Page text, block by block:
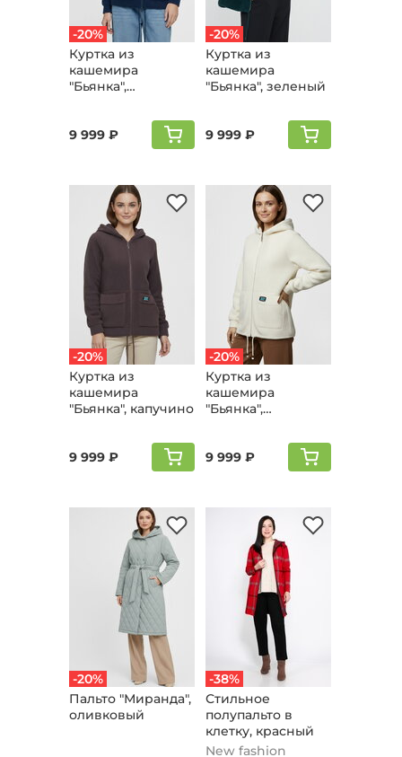
-20%
Куртка из
кашемира
"Бьянка",
9 999 ₽
-20%
Куртка из
кашемира
"Бьянка", зеленый
9 999 ₽
-20%
Куртка из
кашемира
"Бьянка", капучино
9 999 ₽
-20%
Куртка из
кашемира
"Бьянка",
9 999 ₽
-20%
Пальто "Мирaнда",
оливковый
-38%
Стильное
полупальто в
клетку, красный
New fashion